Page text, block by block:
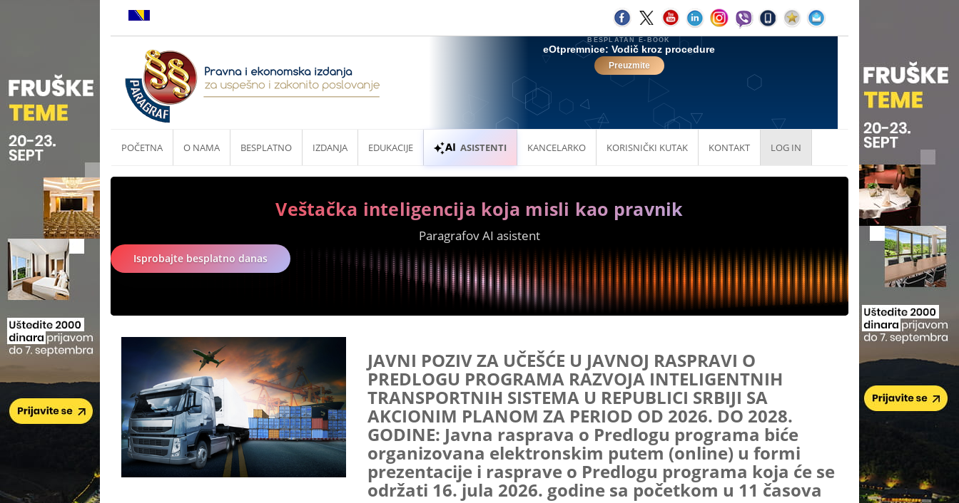
POČETNA O NAMA BESPLATNO IZDANJA EDUKACIJE ASISTENTI KANCELARKO KORISNIČKI KUTAK KONTAKT LOG IN
Veštačka inteligencija koja misli kao pravnik
Paragrafov AI asistent
Isprobajte besplatno danas
JAVNI POZIV ZA UČEŠĆE U JAVNOJ RASPRAVI O
PREDLOGU PROGRAMA RAZVOJA INTELIGENTNIH
TRANSPORTNIH SISTEMA U REPUBLICI SRBIJI SA
AKCIONIM PLANOM ZA PERIOD OD 2026. DO 2028.
GODINE: Javna rasprava o Predlogu programa biće
organizovana elektronskim putem (online) u formi
prezentacije i rasprave o Predlogu programa koja će se
održati 16. jula 2026. godine sa početkom u 11 časova